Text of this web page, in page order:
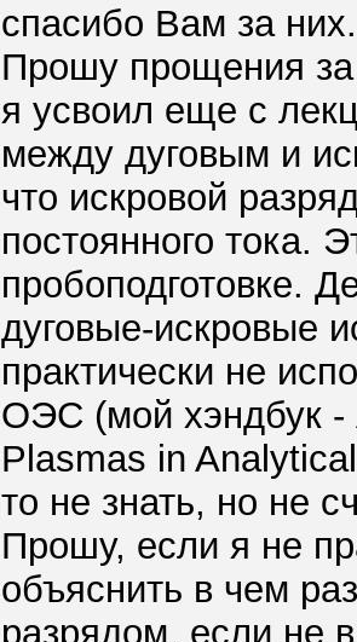
спасибо Вам за них.
Прошу прощения за
я усвоил еще с
между дуговым и
что искровой
постоянного тока.
пробоподготовке.
дуговые-искровые
практически не
ОЭС (мой хэндбук -
Plasmas in
то не знать, но не
Прошу, если я не
объяснить в чем
разрядом, если не